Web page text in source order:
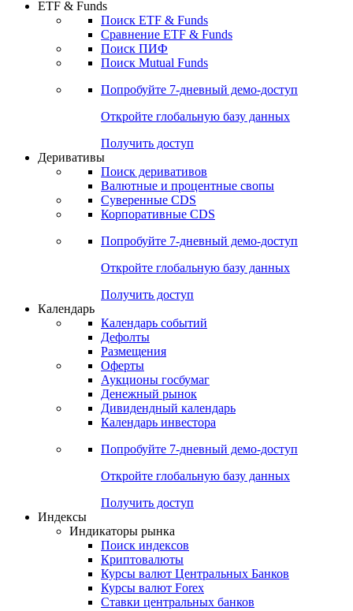
Откройте глобальную базу данных
Получить доступ
ETF & Funds
Сравнение ETF & Funds
Поиск Mutual Funds
Попробуйте7-дневный
Откройте глобальную базу данных
Получить доступ
Деривативы
Валютные и процентные свопы
Корпоративные CDS
Попробуйте7-дневный
Откройте глобальную базу данных
Получить доступ
Календарь
Календарь событий
Дефолты
Размещения
Оферты
Денежный рынок
Календарь инвестора
Попробуйте7-дневный
Откройте глобальную базу данных
Получить доступ
Индикаторы рынка
Поиск индексов